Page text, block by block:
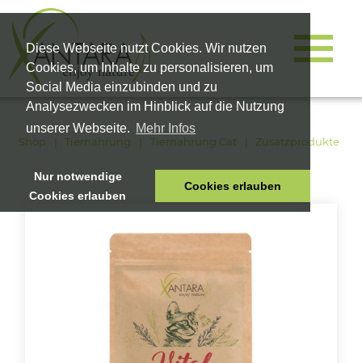
Diese Webseite nutzt Cookies. Wir nutzen
Cookies, um Inhalte zu personalisieren, um
Social Media einzubinden und zu
Analysezwecken im Hinblick auf die Nutzung
unserer Webseite. Mehr Infos
Nur notwendige
Cookies erlauben
Cookies erlauben
HOME
Shop Tiernahrung Tiernahrung Cat Zusatzprodukte